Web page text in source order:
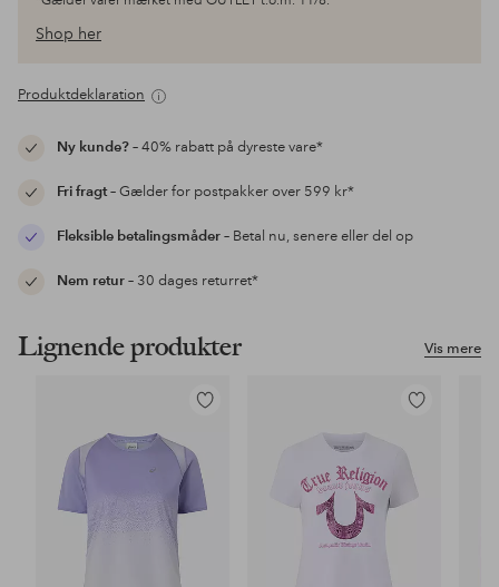
Shop her
Produktdeklaration
Ny kunde?– 40% rabatt på dyreste vare*
Fri fragt– Gælder for postpakker over 599 kr*
Fleksible betalingsmåder– Betal nu, senere eller del op
Nem retur– 30 dages returret*
Vis mere
Lignende produkter
Tilføj
favoritter
Tilføj